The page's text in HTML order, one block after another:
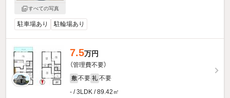
すべての写真
駐車場あり 駐輪場あり
7.5万円
（管理費不要）
敷 不要 礼 不要
- / 3LDK / 89.42㎡